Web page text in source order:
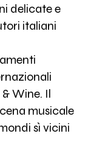
delicate e
italiani
Wine. Il
musicale
sì vicini